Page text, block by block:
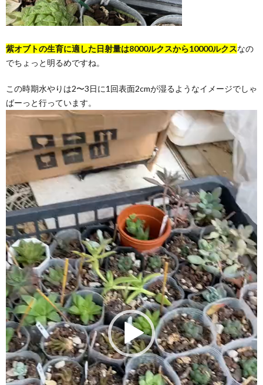
紫オブトの生育に適した日射量は8000ルクスから10000ルクスなの
でちょっと明るめですね。
この時期水やりは2〜3日に1回表面2cmが湿るようなイメージでしゃ
ばーっと行っています。
動
レ
ヤ
ー